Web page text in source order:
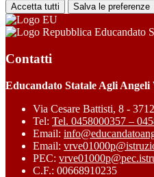
Accetta tutti Salva le preferenze
Educandato
Contatti
Educandato Statale Agli Angeli
Via Cesare Battisti, 8 -
Tel: Tel. 0458000357 –
Email:
Email:
PEC:
C.F.: 00668910235